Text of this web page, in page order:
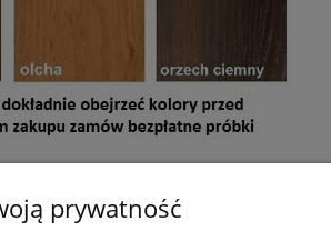
instrukcja montażu oraz dokument
na życzenie faktura VAT).
prywatność